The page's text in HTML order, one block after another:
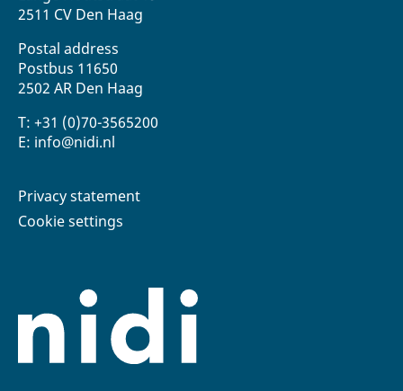
2511 CV Den Haag
Postal address
Postbus 11650
2502 AR Den Haag
T: +31 (0)70-3565200
E: info@nidi.nl
Privacy statement
Cookie settings